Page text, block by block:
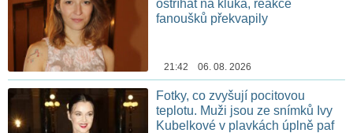
ostříhat na kluka, reakce
fanoušků překvapily
21:42 06. 08. 2026
Fotky, co zvyšují pocitovou
teplotu. Muži jsou ze snímků Ivy
Kubelkové v plavkách úplně paf